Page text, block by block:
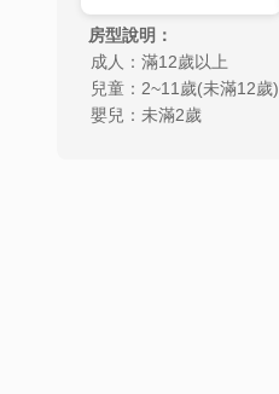
房型說明：
成人：滿12歲以上
兒童：2~11歲(未滿12歲)
嬰兒：未滿2歲